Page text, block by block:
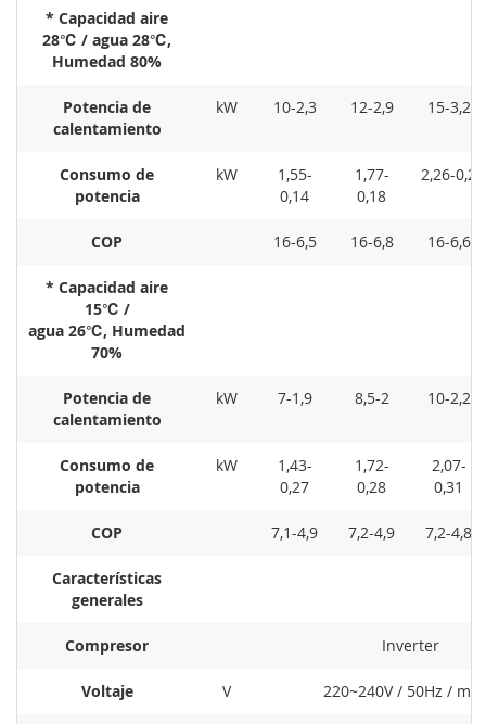
* Capacidad aire
28℃ / agua 28℃,
Humedad 80%
Potencia de
calentamiento
kW 10-2,3 12-2,9 15-3,2
Consumo de
potencia
kW
1,55-
0,14
1,77-
0,18
2,26-0,2
COP 16-6,5 16-6,8 16-6,6
* Capacidad aire
15℃ /
agua 26℃, Humedad
70%
Potencia de
calentamiento
kW 7-1,9 8,5-2 10-2,2
Consumo de
potencia
kW
1,43-
0,27
1,72-
0,28
2,07-
0,31
COP 7,1-4,9 7,2-4,9 7,2-4,8
Características
generales
Compresor Inverter
Voltaje V 220~240V / 50Hz /